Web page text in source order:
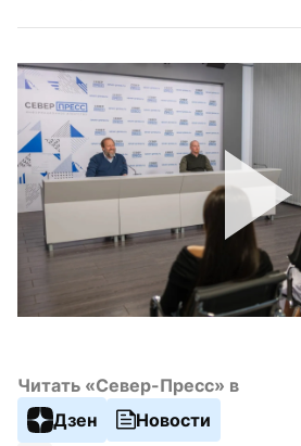
Читать «Север-Пресс» в
Дзен
Новости